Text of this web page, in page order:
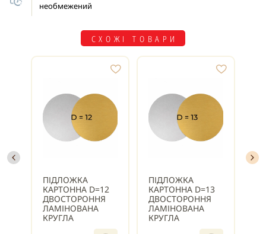
необмежений
СХОЖІ ТОВАРИ
ПІДЛОЖКА
КАРТОННА D=12
ДВОСТОРОННЯ
ЛАМІНОВАНА
КРУГЛА
ПІДЛОЖКА
КАРТОННА D=13
ДВОСТОРОННЯ
ЛАМІНОВАНА
КРУГЛА